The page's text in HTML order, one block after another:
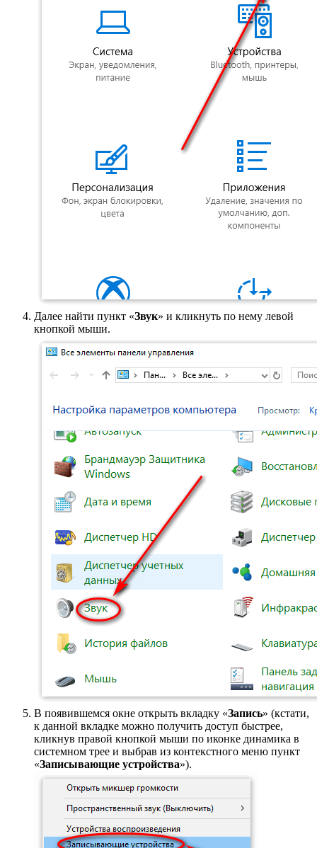
Далее найти пункт «Звук» и кликнуть по нему левой
кнопкой мыши.
В появившемся окне открыть вкладку «Запись» (кстати,
к данной вкладке можно получить доступ быстрее,
кликнув правой кнопкой мыши по иконке динамика в
системном трее и выбрав из контекстного меню пункт
«Записывающие устройства»).